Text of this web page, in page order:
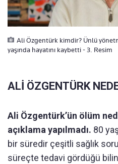
Ali Özgentürk kimdir? Ünlü
yaşında hayatını kaybetti - 3. Resim
ALİ ÖZGENTÜRK
Ali Özgentürk’ün ölüm
açıklama yapılmadı. 80
bir süredir çeşitli sağlık
süreçte tedavi gördüğü